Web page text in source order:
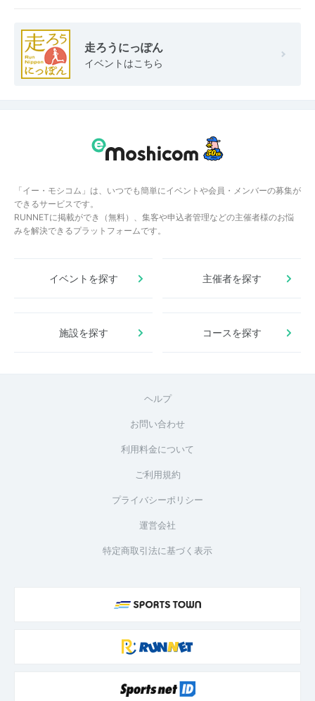
走ろうにっぽん
イベントはこちら
「イー・モシコム」は、いつでも簡単にイベントや会員・メンバーの募集が
できるサービスです。
RUNNETに掲載ができ（無料）、集客や申込者管理などの主催者様のお悩
みを解決できるプラットフォームです。
イベントを探す 主催者を探す
施設を探す コースを探す
ヘルプ
お問い合わせ
利用料金について
ご利用規約
プライバシーポリシー
運営会社
特定商取引法に基づく表示